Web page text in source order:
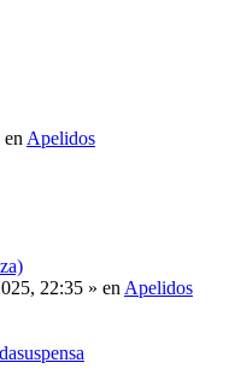
en Apelidos
22:35 » en Apelidos